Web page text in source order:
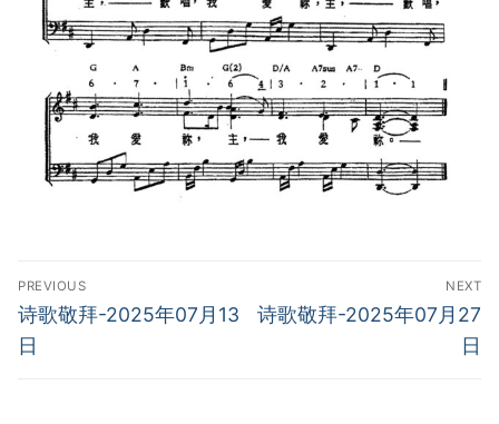
Post
navigation
PREVIOUS
Previous
post:
诗歌敬拜-2025年07月13
日
NEXT
Next
诗歌敬拜-2025年07月27
日